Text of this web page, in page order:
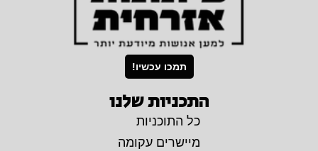
תמכו עכשיו!
התכניות שלנו
כל התוכניות
מיישרים עקומה